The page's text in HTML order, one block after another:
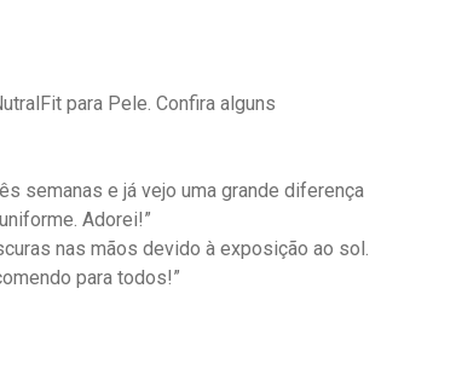
para Pele. Confira alguns
semanas e já vejo uma grande diferença
Adorei!”
nas mãos devido à exposição ao sol.
para todos!”